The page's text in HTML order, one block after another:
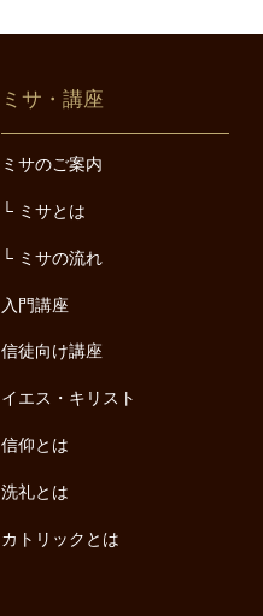
ミサ・講座
ミサのご案内
ミサとは
ミサの流れ
入門講座
信徒向け講座
イエス・キリスト
信仰とは
洗礼とは
カトリックとは